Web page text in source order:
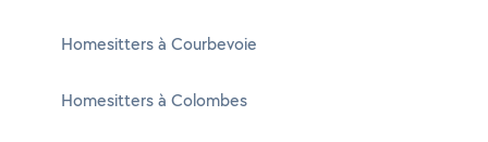
Homesitters à Courbevoie
Homesitters à Colombes